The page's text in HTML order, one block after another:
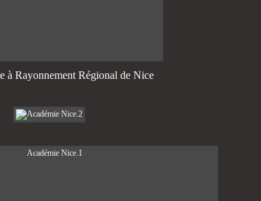
à Rayonnement Régional de Nice